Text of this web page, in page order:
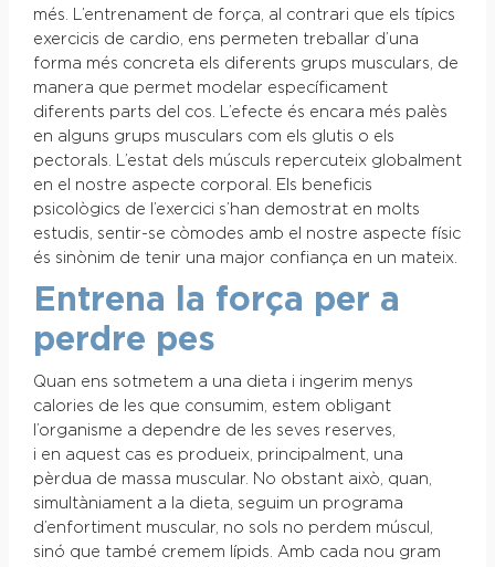
més. L’entrenament de força, al contrari que els típics
exercicis de cardio, ens permeten treballar d’una
forma més concreta els diferents grups musculars, de
manera que permet modelar específicament
diferents parts del cos. L’efecte és encara més palès
en alguns grups musculars com els glutis o els
pectorals. L’estat dels músculs repercuteix globalment
en el nostre aspecte corporal. Els beneficis
psicològics de l’exercici s’han demostrat en molts
estudis, sentir-se còmodes amb el nostre aspecte físic
és sinònim de tenir una major confiança en un mateix.
Entrena la força per a
perdre pes
Quan ens sotmetem a una dieta i ingerim menys
calories de les que consumim, estem obligant
l’organisme a dependre de les seves reserves,
i en aquest cas es produeix, principalment, una
pèrdua de massa muscular. No obstant això, quan,
simultàniament a la dieta, seguim un programa
d’enfortiment muscular, no sols no perdem múscul,
sinó que també cremem lípids. Amb cada nou gram